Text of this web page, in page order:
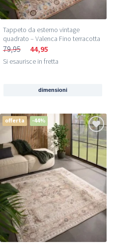
Tappeto da esterno vintage
quadrato – Valenca Fino terracotta
79,95 44,95
Si esaurisce in fretta
dimensioni
offerta -44%